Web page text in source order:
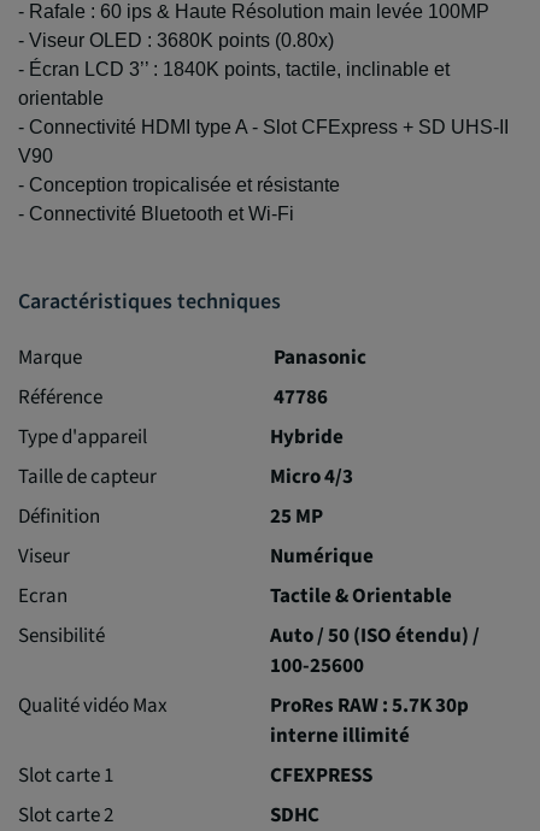
- Rafale : 60 ips & Haute Résolution main levée 100MP
- Viseur OLED : 3680K points (0.80x)
- Écran LCD 3’’ : 1840K points, tactile, inclinable et
orientable
- Connectivité HDMI type A - Slot CFExpress + SD UHS-II
V90
- Conception tropicalisée et résistante
- Connectivité Bluetooth et Wi-Fi
Caractéristiques techniques
Marque
Panasonic
Référence
47786
Type d'appareil
Hybride
Taille de capteur
Micro 4/3
Définition
25 MP
Viseur
Numérique
Ecran
Tactile & Orientable
Sensibilité
Auto / 50 (ISO étendu) /
100-25600
Qualité vidéo Max
ProRes RAW : 5.7K 30p
interne illimité
Slot carte 1
CFEXPRESS
Slot carte 2
SDHC